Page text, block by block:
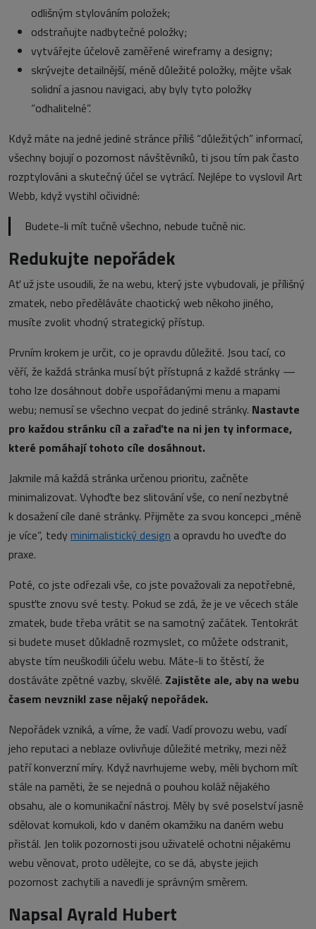
odlišným stylováním položek;
odstraňujte nadbytečné položky;
vytvářejte účelově zaměřené wireframy a designy;
skrývejte detailnější, méně důležité položky, mějte však
solidní a jasnou navigaci, aby byly tyto položky
“odhalitelné”.
Když máte na jedné jediné stránce příliš “důležitých” informací,
všechny bojují o pozornost návštěvníků, ti jsou tím pak často
rozptylováni a skutečný účel se vytrácí. Nejlépe to vyslovil Art
Webb, když vystihl očividné:
Budete-li mít tučně všechno, nebude tučně nic.
Redukujte nepořádek
Ať už jste usoudili, že na webu, který jste vybudovali, je přílišný
zmatek, nebo předěláváte chaotický web někoho jiného,
musíte zvolit vhodný strategický přístup.
Prvním krokem je určit, co je opravdu důležité. Jsou tací, co
věří, že každá stránka musí být přístupná z každé stránky —
toho lze dosáhnout dobře uspořádanými menu a mapami
webu; nemusí se všechno vecpat do jediné stránky. Nastavte
pro každou stránku cíl a zařaďte na ni jen ty informace,
které pomáhají tohoto cíle dosáhnout.
Jakmile má každá stránka určenou prioritu, začněte
minimalizovat. Vyhoďte bez slitování vše, co není nezbytné
k dosažení cíle dané stránky. Přijměte za svou koncepci „méně
je více“, tedy minimalistický design a opravdu ho uveďte do
praxe.
Poté, co jste odřezali vše, co jste považovali za nepotřebné,
spusťte znovu své testy. Pokud se zdá, že je ve věcech stále
zmatek, bude třeba vrátit se na samotný začátek. Tentokrát
si budete muset důkladně rozmyslet, co můžete odstranit,
abyste tím neuškodili účelu webu. Máte-li to štěstí, že
dostáváte zpětné vazby, skvělé. Zajistěte ale, aby na webu
časem nevznikl zase nějaký nepořádek.
Nepořádek vzniká, a víme, že vadí. Vadí provozu webu, vadí
jeho reputaci a neblaze ovlivňuje důležité metriky, mezi něž
patří konverzní míry. Když navrhujeme weby, měli bychom mít
stále na paměti, že se nejedná o pouhou koláž nějakého
obsahu, ale o komunikační nástroj. Měly by své poselství jasně
sdělovat komukoli, kdo v daném okamžiku na daném webu
přistál. Jen tolik pozornosti jsou uživatelé ochotni nějakému
webu věnovat, proto udělejte, co se dá, abyste jejich
pozornost zachytili a navedli je správným směrem.
Napsal Ayrald Hubert